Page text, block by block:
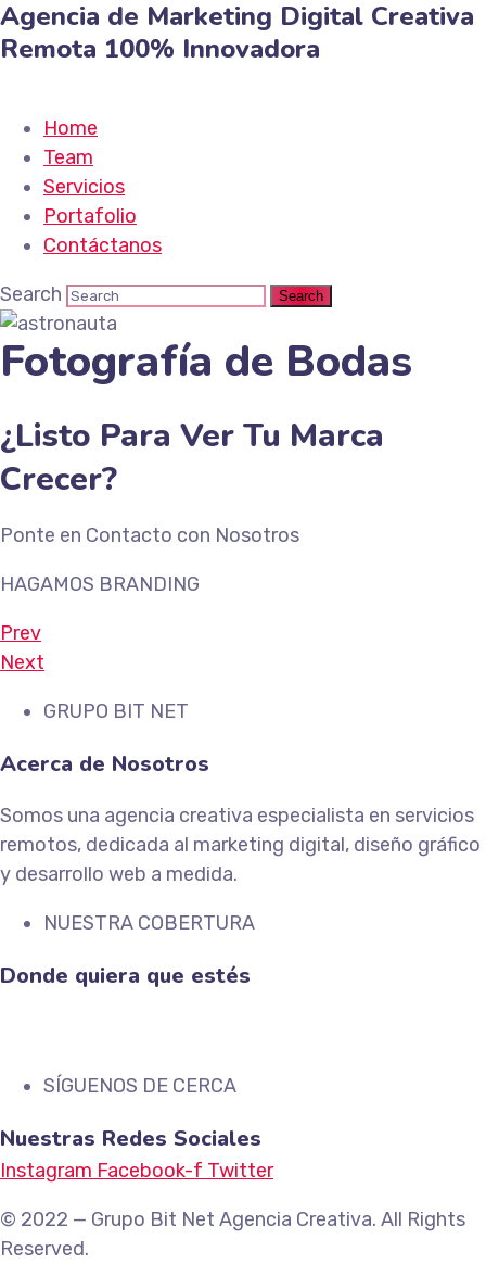
Agencia de Marketing Digital Creativa
Remota 100% Innovadora
Home
Team
Servicios
Portafolio
Contáctanos
Search
Fotografía de Bodas
¿Listo Para Ver Tu Marca
Crecer?
Ponte en Contacto con Nosotros
HAGAMOS BRANDING
Prev
Next
GRUPO BIT NET
Acerca de Nosotros
Somos una agencia creativa especialista en servicios
remotos, dedicada al marketing digital, diseño gráfico
y desarrollo web a medida.
NUESTRA COBERTURA
Donde quiera que estés
SÍGUENOS DE CERCA
Nuestras Redes Sociales
Instagram Facebook-f Twitter
© 2022 — Grupo Bit Net Agencia Creativa. All Rights
Reserved.